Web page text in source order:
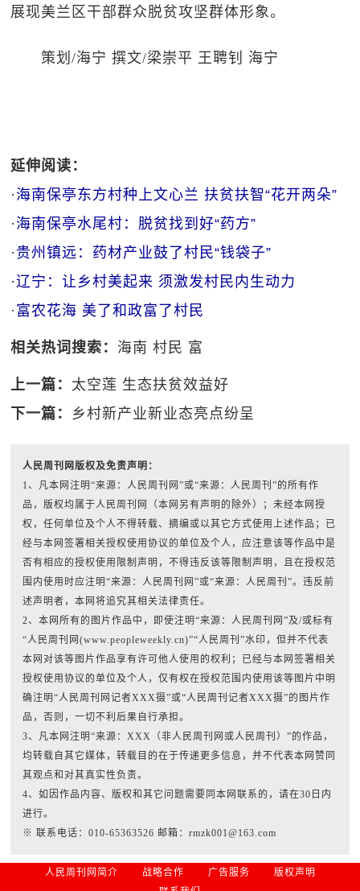
展现美兰区干部群众脱贫攻坚群体形象。
策划/海宁 撰文/梁崇平 王聘钊 海宁
延伸阅读：
· 海南保亭东方村种上文心兰 扶贫扶智“花开两朵”
· 海南保亭水尾村：脱贫找到好“药方”
· 贵州镇远：药材产业鼓了村民“钱袋子”
·辽宁：让乡村美起来 须激发村民内生动力
· 富农花海 美了和政富了村民
相关热词搜索： 海南 村民 富
上一篇： 太空莲 生态扶贫效益好
下一篇： 乡村新产业新业态亮点纷呈
人民周刊网版权及免责声明：
1、凡本网注明“来源：人民周刊网”或“来源：人民周刊”的所有作
品，版权均属于人民周刊网（本网另有声明的除外）；未经本网授
权，任何单位及个人不得转载、摘编或以其它方式使用上述作品；已
经与本网签署相关授权使用协议的单位及个人，应注意该等作品中是
否有相应的授权使用限制声明，不得违反该等限制声明，且在授权范
围内使用时应注明“来源：人民周刊网”或“来源：人民周刊”。违反前
述声明者，本网将追究其相关法律责任。
2、本网所有的图片作品中，即使注明“来源：人民周刊网”及/或标有
“人民周刊网(www.peopleweekly.cn)”“人民周刊”水印，但并不代表
本网对该等图片作品享有许可他人使用的权利；已经与本网签署相关
授权使用协议的单位及个人，仅有权在授权范围内使用该等图片中明
确注明“人民周刊网记者XXX摄”或“人民周刊记者XXX摄”的图片作
品，否则，一切不利后果自行承担。
3、凡本网注明“来源：XXX（非人民周刊网或人民周刊）”的作品，
均转载自其它媒体，转载目的在于传递更多信息，并不代表本网赞同
其观点和对其真实性负责。
4、如因作品内容、版权和其它问题需要同本网联系的，请在30日内
进行。
※ 联系电话：010-65363526 邮箱：rmzk001@163.com
人民周刊网简介 战略合作 广告服务
版权声明